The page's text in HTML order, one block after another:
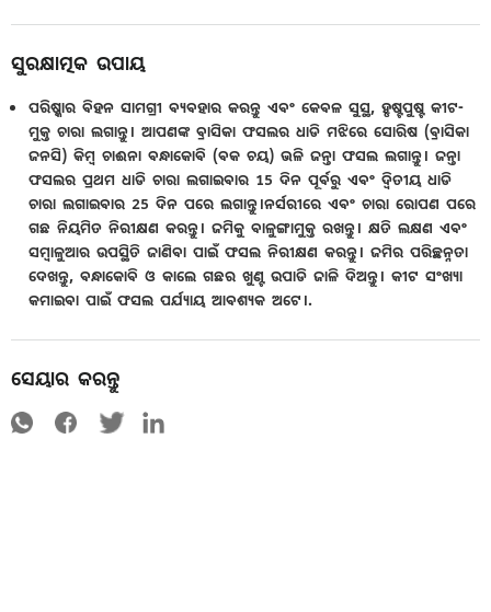
ସୁରକ୍ଷାତ୍ମକ ଉପାୟ
ପରିଷ୍କାର ବିହନ ସାମଗ୍ରୀ ବ୍ୟବହାର କରନ୍ତୁ ଏବଂ କେବଳ ସୁସ୍ଥ, ହୃଷ୍ଟପୁଷ୍ଟ କୀଟ-
ମୁକ୍ତ ଚାରା ଲଗାନ୍ତୁ। ଆପଣଙ୍କ ବ୍ରାସିକା ଫସଲର ଧାଡି ମଝିରେ ସୋରିଷ (ବ୍ରାସିକା
ଜନସି) କିମ୍ବ ଚାଈନା ବନ୍ଧାକୋବି (ବକ ଚୟ) ଭଳି ଜନ୍ତା ଫସଲ ଲଗାନ୍ତୁ। ଜନ୍ତା
ଫସଲର ପ୍ରଥମ ଧାଡି ଚାରା ଲଗାଇବାର 15 ଦିନ ପୂର୍ବରୁ ଏବଂ ଦ୍ଵିତୀୟ ଧାଡି
ଚାରା ଲଗାଇବାର 25 ଦିନ ପରେ ଲଗାନ୍ତୁ।ନର୍ସରୀରେ ଏବଂ ଚାରା ରୋପଣ ପରେ
ଗଛ ନିୟମିତ ନିରୀକ୍ଷଣ କରନ୍ତୁ। ଜମିକୁ ବାଳୁଙ୍ଗାମୁକ୍ତ ରଖନ୍ତୁ। କ୍ଷତି ଲକ୍ଷଣ ଏବଂ
ସମ୍ବାଳୁଆର ଉପସ୍ଥିତି ଜାଣିବା ପାଇଁ ଫସଲ ନିରୀକ୍ଷଣ କରନ୍ତୁ। ଜମିର ପରିଚ୍ଛନ୍ନତା
ଦେଖନ୍ତୁ, ବନ୍ଧାକୋବି ଓ କାଲେ ଗଛର ଖୁଣ୍ଟ ଉପାଡି ଜାଳି ଦିଅନ୍ତୁ। କୀଟ ସଂଖ୍ୟା
କମାଇବା ପାଇଁ ଫସଲ ପର୍ଯ୍ୟାୟ ଆବଶ୍ୟକ ଅଟେ।.
ସେୟାର କରନ୍ତୁ